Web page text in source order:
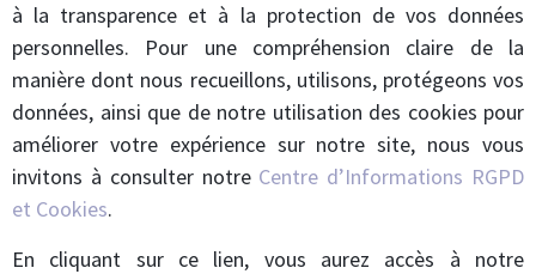
à la transparence et à la protection de vos données
personnelles. Pour une compréhension claire de la
manière dont nous recueillons, utilisons, protégeons vos
données, ainsi que de notre utilisation des cookies pour
améliorer votre expérience sur notre site, nous vous
invitons à consulter notre Centre d’Informations RGPD
et Cookies.
En cliquant sur ce lien, vous aurez accès à notre